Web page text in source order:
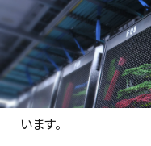
インターネット上で企
及し、インターネット
ることから、インター
です。当社では刻々と
改善を繰り返しながら
います。